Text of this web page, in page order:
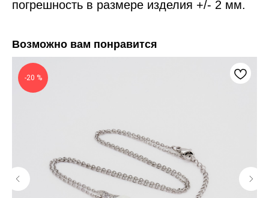
погрешность в размере изделия +/- 2 мм.
Возможно вам понравится
-20 %